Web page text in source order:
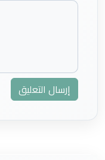
إرسال التعليق